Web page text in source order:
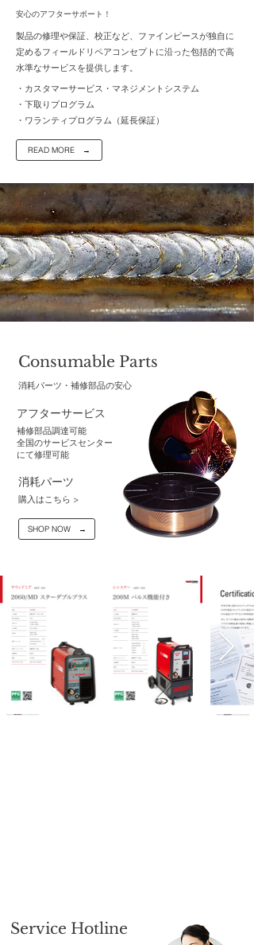
​安心のアフターサポート！
製品の修理や保証、校正など、ファインピースが独自に
定めるフィールドリペアコンセプトに沿った包括的で高
水準なサービスを提供します。
・カスタマーサービス・マネジメントシステム
・下取りプログラム
・ワランティプログラム（延長保証）
READ MORE →
Consumable Parts
消耗パーツ・補修部品の安心
アフターサービス
補修部品調達可能
全国のサービスセンター
にて修理可能
消耗パーツ
購入はこちら >​
SHOP NOW →
Service Hotline